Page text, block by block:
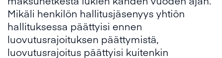
Mikäli henkilön hallitusjäsenyys yhtiön
hallituksessa päättyisi ennen
luovutusrajoituksen päättymistä,
luovutusrajoitus päättyisi kuitenkin